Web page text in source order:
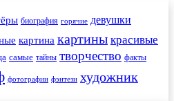
биография горячие девушки
картина картины красивые
самые тайны творчество факты
фотографии фэнтези художник